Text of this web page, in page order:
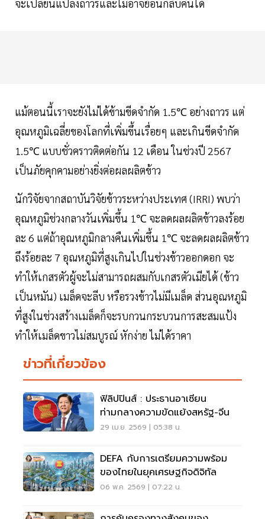
จะเปลี่ยนแปลงถาวรและไม่อาจย้อนกลับคืนได้
แม้ตอนนี้เราจะยังไม่ได้ข้ามขีดจำกัด 1.5℃ อย่างถาวร แต่
อุณหภูมิเฉลี่ยของโลกที่เพิ่มขึ้นเรื่อยๆ และเกินขีดจำกัด
1.5℃ แบบชั่วคราวติดต่อกัน 12 เดือน ในช่วงปี 2567
เป็นภัยคุกคามอย่างยิ่งต่อผลผลิตข้าว
นักวิจัยจากสถาบันวิจัยข้าวระหว่างประเทศ (IRRI) พบว่า
อุณหภูมิช่วงกลางวันเพิ่มขึ้น 1℃ จะลดผลผลิตข้าวลงร้อย
ละ 6 แต่ถ้าอุณหภูมิกลางคืนเพิ่มขึ้น 1℃ จะลดผลผลิตข้าว
ถึงร้อยละ 7 อุณหภูมิที่สูงเกินไปในช่วงข้าวออกดอก จะ
ทำให้เกสรตัวผู้จะไม่สามารถผสมกับเกสรตัวเมียได้ (ข้าว
เป็นหมัน) เมล็ดจะลีบ หรือรวงข้าวไม่มีเมล็ด ส่วนอุณหภูมิ
ที่สูงในช่วงสร้างเมล็ดก็จะรบกวนกระบวนการสะสมแป้ง
ทำให้เมล็ดขาวไม่สมบูรณ์ หักง่าย ไม่ได้ราคา
ข่าวที่เกี่ยวข้อง
ฟิลิปปินส์ : ประธานอาเซียน
ท่ามกลางความขัดแย้งสหรัฐ-จีน
29 เม.ย. 2569 | 05:38 น.
DEFA กับการเตรียมความพร้อม
ของไทยในยุคเศรษฐกิจดิจิทัล
06 พ.ค. 2569 | 07:22 น.